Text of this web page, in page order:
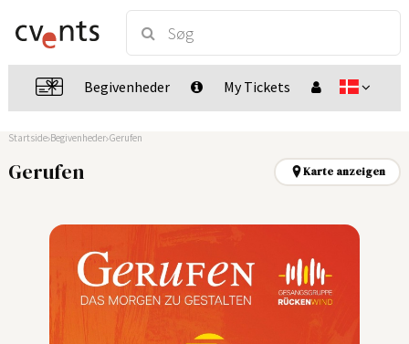
Begivenheder My Tickets
Startside Begivenheder Gerufen
Gerufen Karte anzeigen